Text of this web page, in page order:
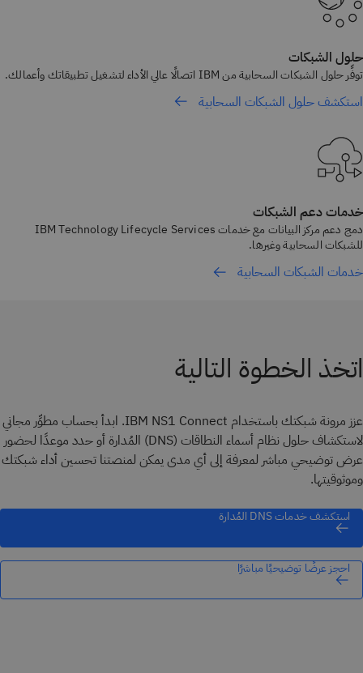
حلول الشبكات
توفِّر حلول الشبكات السحابية من IBM اتصالًا عالي الأداء لتشغيل تطبيقاتك وأعمالك.
استكشف حلول الشبكات السحابية
خدمات دعم الشبكات
دمج دعم مركز البيانات مع خدمات IBM Technology Lifecycle Services
للشبكات السحابية وغيرها.
خدمات الشبكات السحابية
اتخذ الخطوة التالية
عزز مرونة شبكتك باستخدام IBM NS1 Connect. ابدأ بحساب مطوِّر مجاني
لاستكشاف حلول نظام أسماء النطاقات (DNS) المُدارة أو حدد موعدًا لحضور
عرض توضيحي مباشر لمعرفة إلى أي مدى يمكن لمنصتنا تحسين أداء شبكتك
وموثوقيتها.
استكشف خدمات DNS المُدارة
احجز عرضًا توضيحيًا مباشرًا